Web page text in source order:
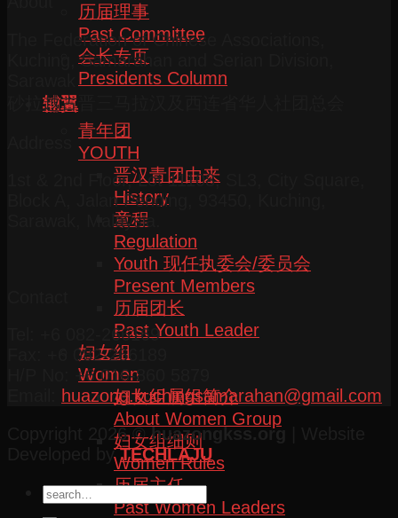
历届理事
Past Committee
会长专页
Presidents Column
辅翼
青年团
YOUTH
晋汉青团由来
History
章程
Regulation
Youth 现任执委会/委员会
Present Members
历届团长
Past Youth Leader
妇女组
Women
妇女组属组简介
About Women Group
妇女组细则
Women Rules
历届主任
Past Women Leaders
The Federation of Chinese Associations,
Kuching, Samarahan and Serian Division,
砂拉越古晋三马拉汉及西连省华人社团总会
1st & 2nd Floor, Lot 11108, SL3, City Square,
Block A, Jalan Pending, 93450, Kuching,
Sarawak, Malaysia.
Tel: +6 082-266169
Fax: +6 082-266189
H/P No: +6 016-860 5879
huazong.kuchingsamarahan@gmail.com
Copyright 2026 ©huazongkss.org
Developed byTECHLAJU